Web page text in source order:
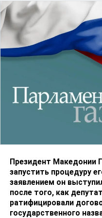
Президент Македонии
запустить процедуру
заявлением он
после того, как
ратифицировали
государственного